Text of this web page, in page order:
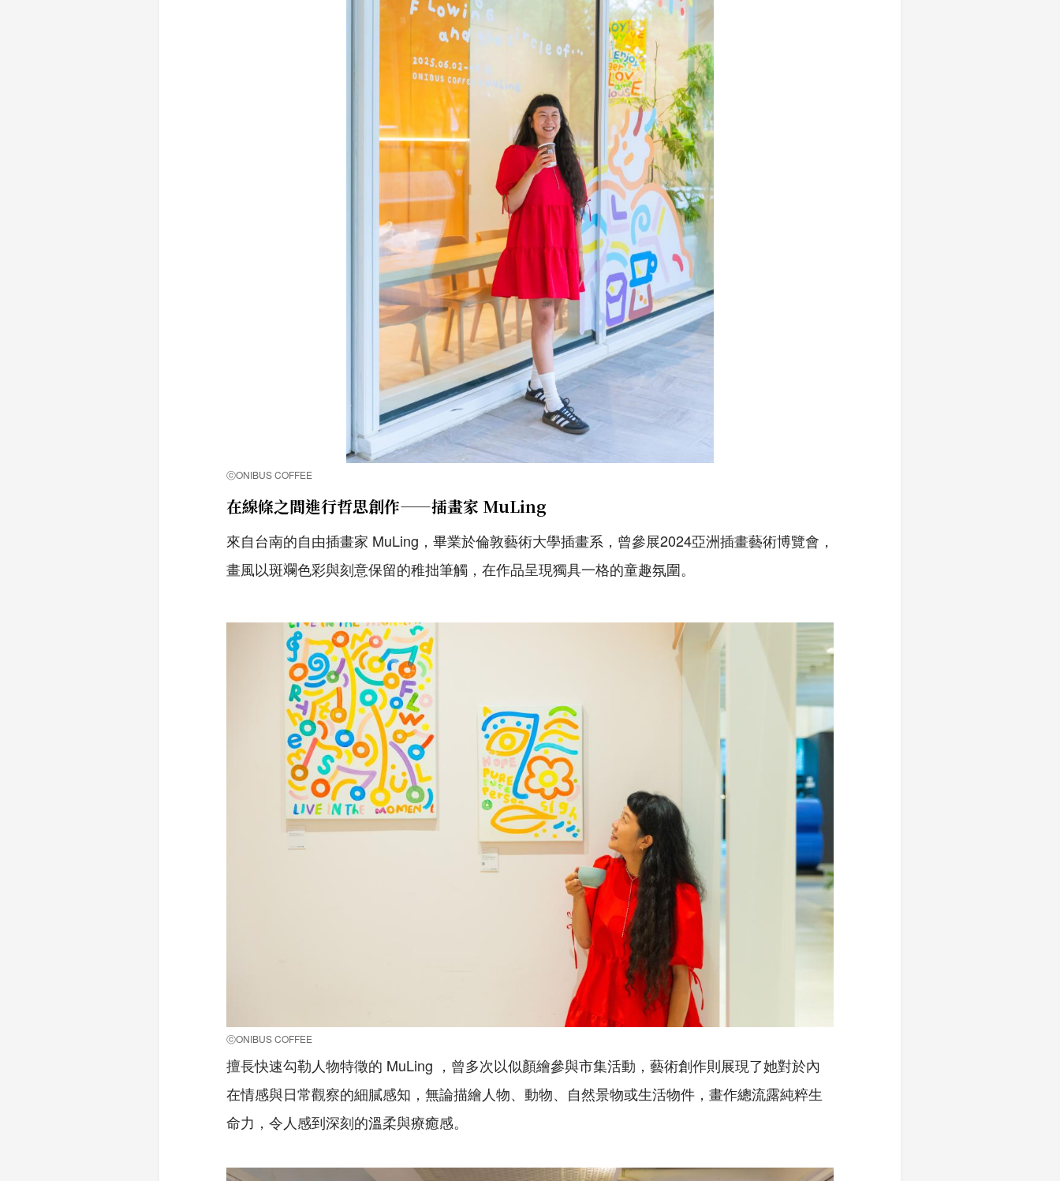
ⓒONIBUS COFFEE
在線條之間進行哲思創作——插畫家 MuLing
來自台南的自由插畫家 MuLing，畢業於倫敦藝術大學插畫系，曾參展2024亞洲插畫藝術博覽會，
畫風以斑斕色彩與刻意保留的稚拙筆觸，在作品呈現獨具一格的童趣氛圍。
ⓒONIBUS COFFEE
擅長快速勾勒人物特徵的 MuLing ，曾多次以似顏繪參與市集活動，藝術創作則展現了她對於內
在情感與日常觀察的細膩感知，無論描繪人物、動物、自然景物或生活物件，畫作總流露純粹生
命力，令人感到深刻的溫柔與療癒感。